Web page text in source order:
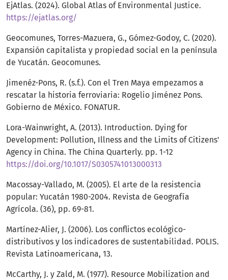
EjAtlas. (2024). Global Atlas of Environmental Justice.
https://ejatlas.org/
Geocomunes, Torres-Mazuera, G., Gómez-Godoy, C. (2020).
Expansión capitalista y propiedad social en la península
de Yucatán. Geocomunes.
Jimenéz-Pons, R. (s.f.). Con el Tren Maya empezamos a
rescatar la historia ferroviaria: Rogelio Jiménez Pons.
Gobierno de México. FONATUR.
Lora-Wainwright, A. (2013). Introduction. Dying for
Development: Pollution, Illness and the Limits of Citizens'
Agency in China. The China Quarterly. pp. 1-12
https://doi.org/10.1017/S0305741013000313
Macossay-Vallado, M. (2005). El arte de la resistencia
popular: Yucatán 1980-2004. Revista de Geografía
Agrícola. (36), pp. 69-81.
Martínez-Alier, J. (2006). Los conflictos ecológico-
distributivos y los indicadores de sustentabilidad. POLIS.
Revista Latinoamericana, 13.
McCarthy, J. y Zald, M. (1977). Resource Mobilization and